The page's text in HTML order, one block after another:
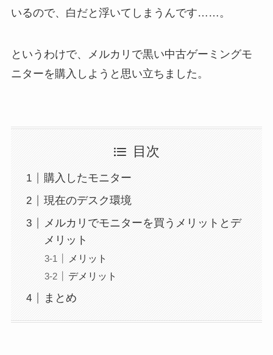
いるので、白だと浮いてしまうんです……。
というわけで、メルカリで黒い中古ゲーミングモ
ニターを購入しようと思い立ちました。
目次
購入したモニター
現在のデスク環境
メルカリでモニターを買うメリットとデ
メリット
メリット
デメリット
まとめ